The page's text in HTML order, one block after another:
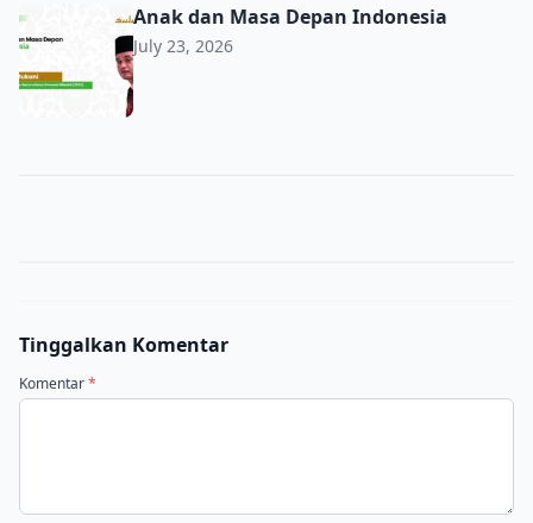
Anak dan Masa Depan Indonesia
Anak dan Masa Depan Indonesia
July 23, 2026
Tinggalkan Komentar
Komentar*